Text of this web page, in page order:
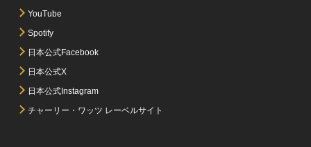
YouTube
Spotify
日本公式Facebook
日本公式X
日本公式Instagram
チャーリー・ワッツ レーベルサイト